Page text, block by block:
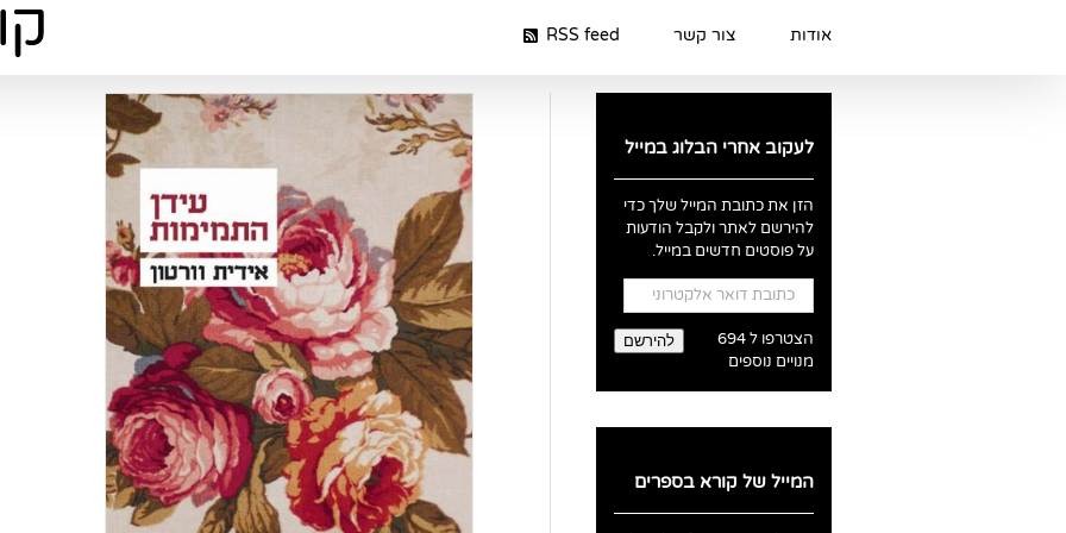
אודות צור קשר RSS feed
לעקוב אחרי הבלוג במייל
הזן את כתובת המייל שלך כדי
להירשם לאתר ולקבל הודעות
על פוסטים חדשים במייל.
כתובת
דואר
אלקטרוני
להירשם
הצטרפו ל 694
מנויים נוספים
המייל של קורא בספרים